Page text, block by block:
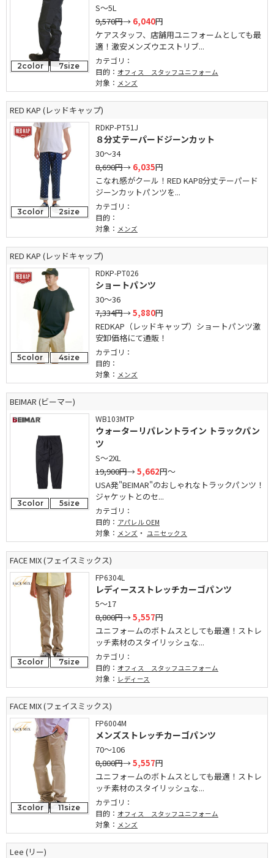
2color 7size
S～5L
9,570円→ 6,040円
ケアスタッフ、店舗用ユニフォームとしても最
適！激安メンズウエストリブ...
カテゴリ：
目的： オフィス スタッフユニフォーム
対象： メンズ
RED KAP (レッドキャップ)
3color 2size
RDKP-PT51J
８分丈テーパードジーンカット
30～34
8,690円→ 6,035円
こなれ感がクール！RED KAP8分丈テーパード
ジーンカットパンツを...
カテゴリ：
目的：
対象： メンズ
RED KAP (レッドキャップ)
5color 4size
RDKP-PT026
ショートパンツ
30～36
7,334円→5,880円
REDKAP（レッドキャップ）ショートパンツ激
安卸価格にて通販！
カテゴリ：
目的：
対象： メンズ
BEIMAR (ビーマー)
3color 5size
WB103MTP
ウォーターリパレントライン トラックパン
ツ
S～2XL
19,900円→5,662円～
USA発"BEIMAR"のおしゃれなトラックパンツ！
ジャケットとのセ...
カテゴリ：
目的： アパレル OEM
対象： メンズ ・ ユニセックス
FACE MIX (フェイスミックス)
3color 7size
FP6304L
レディースストレッチカーゴパンツ
5～17
8,800円→5,557円
ユニフォームのボトムスとしても最適！ストレ
ッチ素材のスタイリッシュな...
カテゴリ：
目的： オフィス スタッフユニフォーム
対象： レディース
FACE MIX (フェイスミックス)
3color 11size
FP6004M
メンズストレッチカーゴパンツ
70～106
8,800円→5,557円
ユニフォームのボトムスとしても最適！ストレ
ッチ素材のスタイリッシュな...
カテゴリ：
目的： オフィス スタッフユニフォーム
対象： メンズ
Lee (リー)